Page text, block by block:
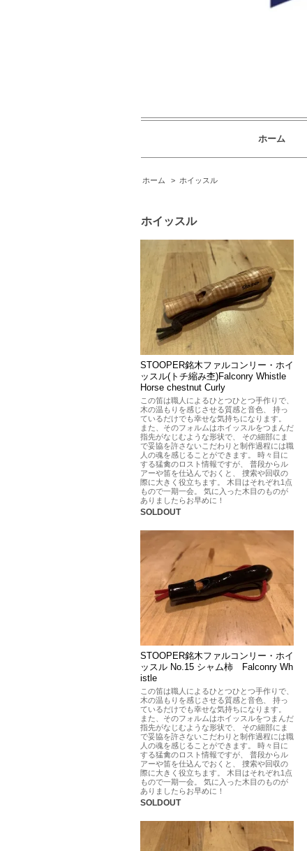
ホーム
ホーム > ホイッスル
ホイッスル
STOOPER銘木ファルコンリー・ホイ
ッスル(トチ縮み杢)Falconry Whistle
Horse chestnut Curly
この笛は職人によるひとつひとつ手作りで、
木の温もりを感じさせる質感と音色、 持っ
ているだけでも幸せな気持ちになります。
また、そのフォルムはホイッスルをつまんだ
指先がなじむような形状で、 その細部にま
で妥協を許さないこだわりと制作過程には職
人の魂を感じることができます。 時々目に
する猛禽のロスト情報ですが、 普段からル
アーや笛を仕込んでおくと、 捜索や回収の
際に大きく役立ちます。 木目はそれぞれ1点
もので一期一会。 気に入った木目のものが
ありましたらお早めに！
SOLDOUT
STOOPER銘木ファルコンリー・ホイ
ッスル No.15 シャム柿 Falconry Wh
istle
この笛は職人によるひとつひとつ手作りで、
木の温もりを感じさせる質感と音色、 持っ
ているだけでも幸せな気持ちになります。
また、そのフォルムはホイッスルをつまんだ
指先がなじむような形状で、 その細部にま
で妥協を許さないこだわりと制作過程には職
人の魂を感じることができます。 時々目に
する猛禽のロスト情報ですが、 普段からル
アーや笛を仕込んでおくと、 捜索や回収の
際に大きく役立ちます。 木目はそれぞれ1点
もので一期一会。 気に入った木目のものが
ありましたらお早めに！
SOLDOUT